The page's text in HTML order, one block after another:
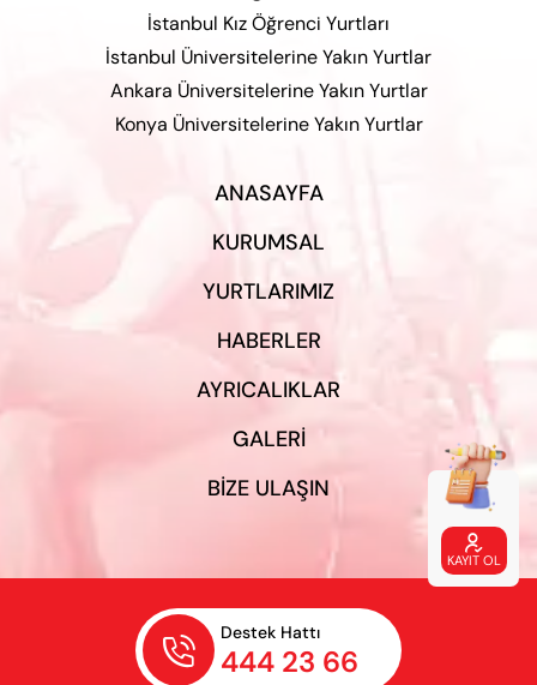

KAYIT OL
İstanbul Kız Öğrenci Yurtları
İstanbul Üniversitelerine Yakın Yurtlar
Ankara Üniversitelerine Yakın Yurtlar
Konya Üniversitelerine Yakın Yurtlar
ANASAYFA
KURUMSAL
YURTLARIMIZ
HABERLER
AYRICALIKLAR
GALERI
BIZE ULAŞIN

Destek Hattı
444 23 66